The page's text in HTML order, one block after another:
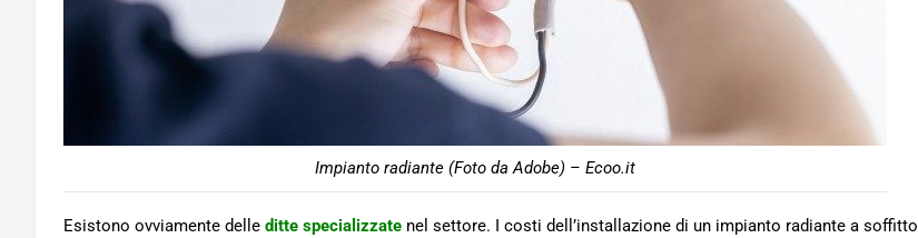
Impianto radiante (Foto da Adobe) – Ecoo.it
Esistono ovviamente delle ditte specializzate nel settore. I costi dell’installazione di un impianto radiante a soffitto